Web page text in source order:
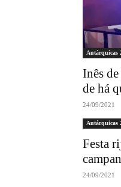
Autárquicas
Inês
de há
24/09/2021
Autárquicas
Festa
24/09/2021